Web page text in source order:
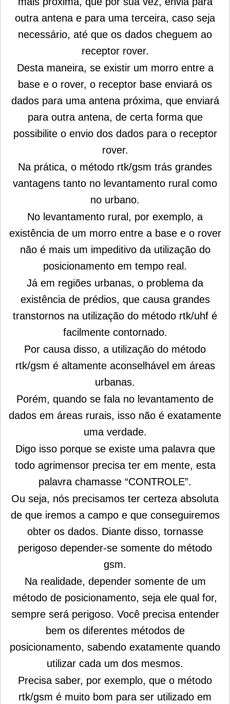
outra antena e para uma terceira, caso seja
necessário, até que os dados cheguem ao
receptor rover.
Desta maneira, se existir um morro entre a
base e o rover, o receptor base enviará os
dados para uma antena próxima, que enviará
para outra antena, de certa forma que
possibilite o envio dos dados para o receptor
rover.
Na prática, o método rtk/gsm trás grandes
vantagens tanto no levantamento rural como
no urbano.
No levantamento rural, por exemplo, a
existência de um morro entre a base e o rover
não é mais um impeditivo da utilização do
posicionamento em tempo real.
Já em regiões urbanas, o problema da
existência de prédios, que causa grandes
transtornos na utilização do método rtk/uhf é
facilmente contornado.
Por causa disso, a utilização do método
rtk/gsm é altamente aconselhável em áreas
urbanas.
Porém, quando se fala no levantamento de
dados em áreas rurais, isso não é exatamente
uma verdade.
Digo isso porque se existe uma palavra que
todo agrimensor precisa ter em mente, esta
palavra chamasse “CONTROLE”.
Ou seja, nós precisamos ter certeza absoluta
de que iremos a campo e que conseguiremos
obter os dados. Diante disso, tornasse
perigoso depender-se somente do método
gsm.
Na realidade, depender somente de um
método de posicionamento, seja ele qual for,
sempre será perigoso. Você precisa entender
bem os diferentes métodos de
posicionamento, sabendo exatamente quando
utilizar cada um dos mesmos.
Precisa saber, por exemplo, que o método
rtk/gsm é muito bom para ser utilizado em